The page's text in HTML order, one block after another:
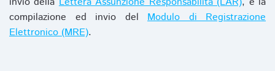
compilazione ed invio del Modulo di Registrazione
Elettronico (MRE).